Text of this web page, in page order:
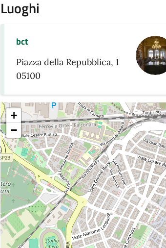
Luoghi
bct
Piazza della Repubblica, 1
05100
+
−